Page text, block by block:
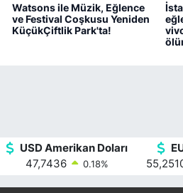
Watsons ile Müzik, Eğlence
ve Festival Coşkusu Yeniden
KüçükÇiftlik Park'ta!
USD Amerikan Doları
47,7436
0.18%